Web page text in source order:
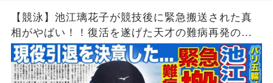
【競泳】池江璃花子が競技後に緊急搬送された真
相がやばい！！復活を遂げた天才の難病再発の可
能性...引退を決意したパリ五輪でのある出来事に一
同驚愕！！美人女子アスリートの彼氏の正体と
は！？